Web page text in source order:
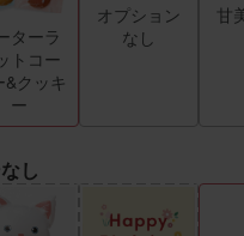
ターラ
トコー
&クッキ
ー
オプション
なし
甘
し